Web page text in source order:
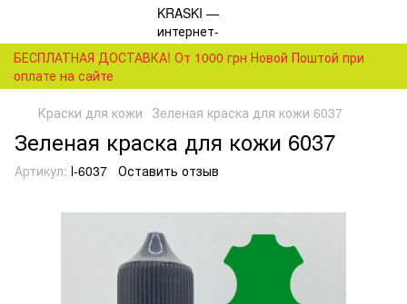
БЕСПЛАТНАЯ ДОСТАВКА! От 1000 грн Новой Поштой при
оплате на сайте
Краски для кожи Зеленая краска для кожи 6037
Зеленая краска для кожи 6037
Артикул: l-6037 Оставить отзыв